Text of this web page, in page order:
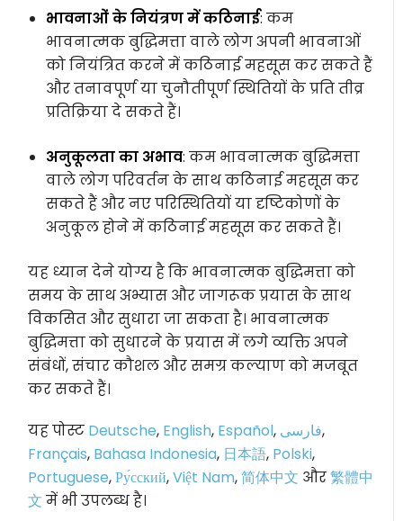
भावनाओं के नियंत्रण में कठिनाई: कम
भावनात्मक बुद्धिमत्ता वाले लोग अपनी भावनाओं
को नियंत्रित करने में कठिनाई महसूस कर सकते हैं
और तनावपूर्ण या चुनौतीपूर्ण स्थितियों के प्रति तीव्र
प्रतिक्रिया दे सकते हैं।
अनुकूलता का अभाव: कम भावनात्मक बुद्धिमत्ता
वाले लोग परिवर्तन के साथ कठिनाई महसूस कर
सकते हैं और नए परिस्थितियों या दृष्टिकोणों के
अनुकूल होने में कठिनाई महसूस कर सकते हैं।
यह ध्यान देने योग्य है कि भावनात्मक बुद्धिमत्ता को
समय के साथ अभ्यास और जागरूक प्रयास के साथ
विकसित और सुधारा जा सकता है। भावनात्मक
बुद्धिमत्ता को सुधारने के प्रयास में लगे व्यक्ति अपने
संबंधों, संचार कौशल और समग्र कल्याण को मजबूत
कर सकते हैं।
यह पोस्ट Deutsche, English, Español, فارسی,
Français, Bahasa Indonesia, 日本語, Polski,
Portuguese,Ру́сский,Việt Nam,简体中文 और繁體中
文 में भी उपलब्ध है।